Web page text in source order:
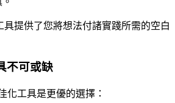
提供了您將想法付諸實踐所需的空白
不可或缺
化工具是更優的選擇：